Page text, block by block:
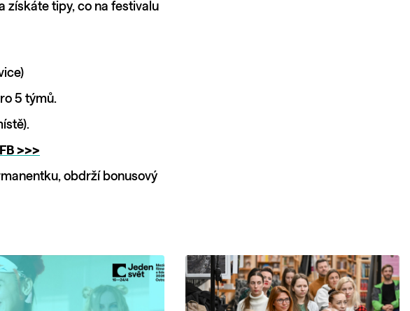
získáte tipy, co na festivalu
5 týmů.
>>>
obdrží bonusový